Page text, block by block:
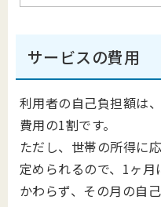
サービスの費用
利用者の自己負担額は
費用の1割です。
ただし、世帯の所得に
定められるので、1ヶ
かわらず、その月の自